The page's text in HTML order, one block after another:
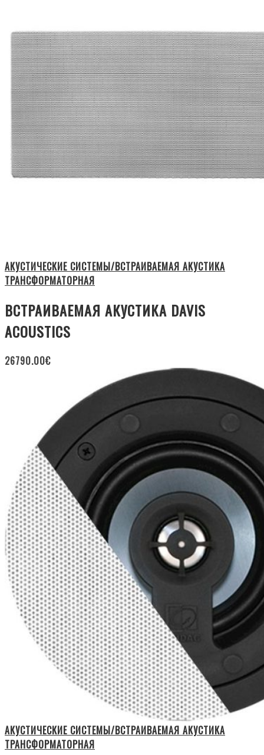
АКУСТИЧЕСКИЕ СИСТЕМЫ/ВСТРАИВАЕМАЯ АКУСТИКА
ТРАНСФОРМАТОРНАЯ
ВСТРАИВАЕМАЯ АКУСТИКА DAVIS
ACOUSTICS
26790.00€
АКУСТИЧЕСКИЕ СИСТЕМЫ/ВСТРАИВАЕМАЯ АКУСТИКА
ТРАНСФОРМАТОРНАЯ